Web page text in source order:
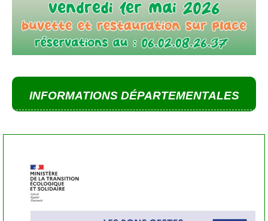
INFORMATIONS DÉPARTEMENTALES